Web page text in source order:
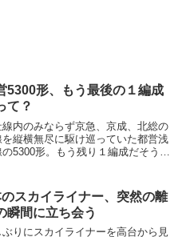
5300形、もう最後の１編成
て？
線内のみならず京急、京成、北総の
を縦横無尽に駆け巡っていた都営浅
5300形。もう残り１編成だそうで
て感じられないままでした。この日
が良かったです。「さぁ撮ってく
言わんばかりの登場タイミング。
望通り昇華させました。
スカイライナー、突然の離
瞬間に立ち会う
ぶりにスカイライナーを高台から見